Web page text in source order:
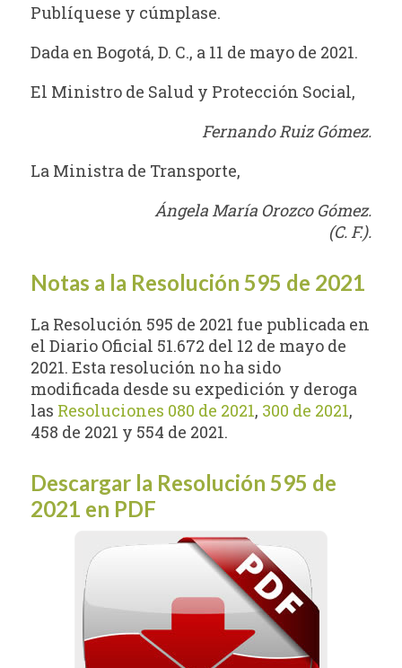
Publíquese y cúmplase.
Dada en Bogotá, D. C., a 11 de mayo de 2021.
El Ministro de Salud y Protección Social,
Fernando Ruiz Gómez.
La Ministra de Transporte,
Ángela María Orozco Gómez.
(C. F.).
Notas a la Resolución 595 de 2021
La Resolución 595 de 2021 fue publicada en
el Diario Oficial 51.672 del 12 de mayo de
2021. Esta resolución no ha sido
modificada desde su expedición y deroga
las Resoluciones 080 de 2021, 300 de 2021,
458 de 2021 y 554 de 2021.
Descargar la Resolución 595 de
2021 en PDF